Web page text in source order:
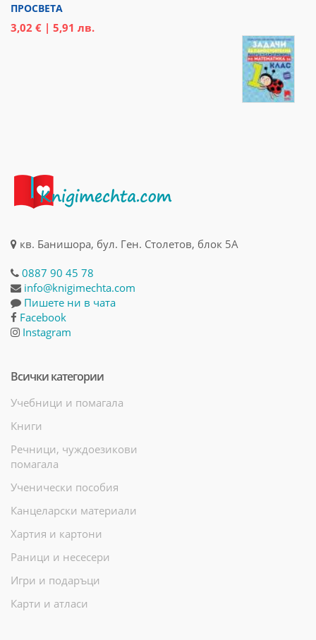
ПРОСВЕТА
3,02 € | 5,91 лв.
кв. Банишора, бул. Ген. Столетов, блок 5А
0887 90 45 78
info@knigimechta.com
Пишете ни в чата
Facebook
Instagram
Всички категории
Учебници и помагала
Книги
Речници, чуждоезикови
помагала
Ученически пособия
Канцеларски материали
Хартия и картони
Раници и несесери
Игри и подаръци
Карти и атласи